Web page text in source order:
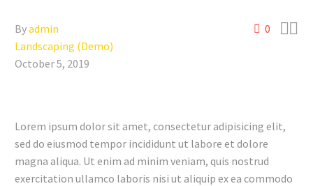
0 
Byadmin
Landscaping (Demo)
October 5, 2019
Lorem ipsum dolor sit amet, consectetur adipisicing elit,
sed do eiusmod tempor incididunt ut labore et dolore
magna aliqua. Ut enim ad minim veniam, quis nostrud
exercitation ullamco laboris nisi ut aliquip ex ea commodo